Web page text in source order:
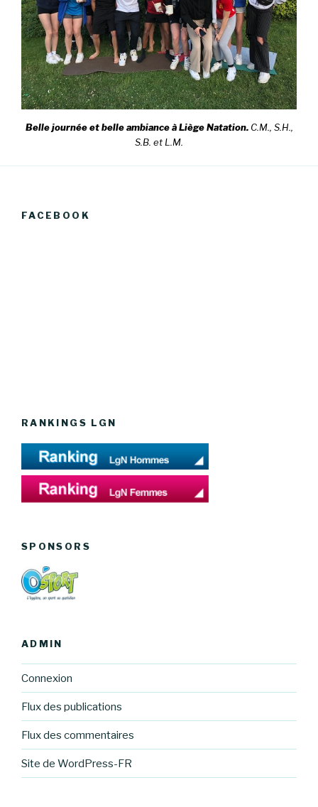
Belle journée et belle ambiance à Liège Natation. C.M., S.H.,
S.B. et L.M.
FACEBOOK
RANKINGS LGN
SPONSORS
ADMIN
Connexion
Flux des publications
Flux des commentaires
Site de WordPress-FR